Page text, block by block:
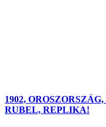
1902,
RUBEL, REPLIKA!